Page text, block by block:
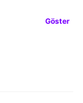
Göster